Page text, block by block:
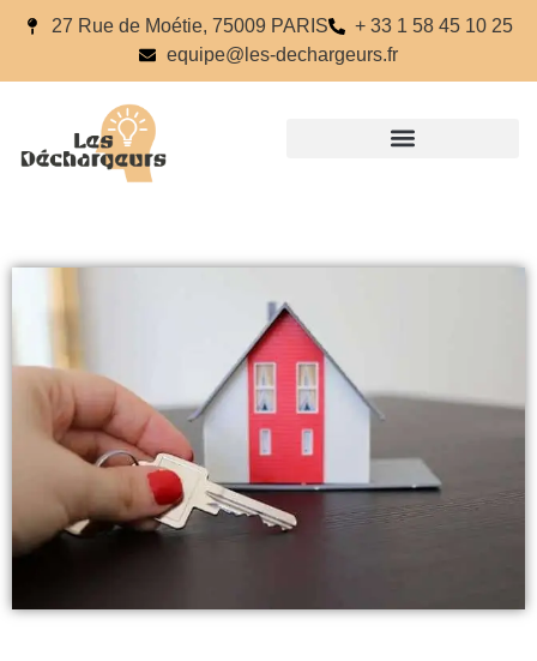
27 Rue de Moétie, 75009 PARIS
+ 33 1 58 45 10 25
equipe@les-dechargeurs.fr